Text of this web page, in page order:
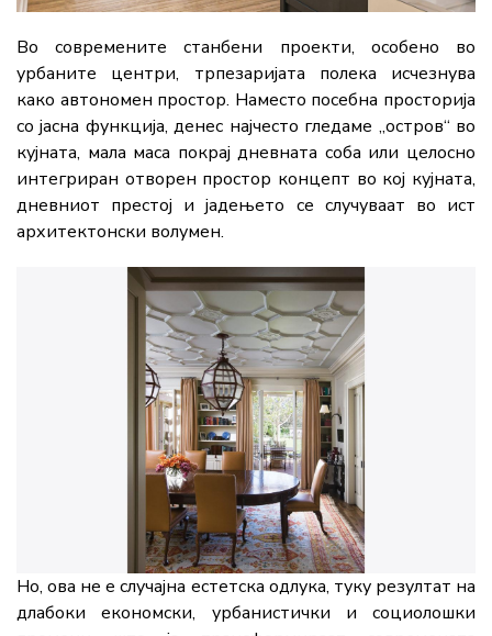
Во современите станбени проекти, особено во
урбаните центри, трпезаријата полека исчезнува
како автономен простор. Наместо посебна просторија
со јасна функција, денес најчесто гледаме „остров“ во
кујната, мала маса покрај дневната соба или целосно
интегриран отворен простор концепт во кој кујната,
дневниот престој и јадењето се случуваат во ист
архитектонски волумен.
Но, ова не е случајна естетска одлука, туку резултат на
длабоки економски, урбанистички и социолошки